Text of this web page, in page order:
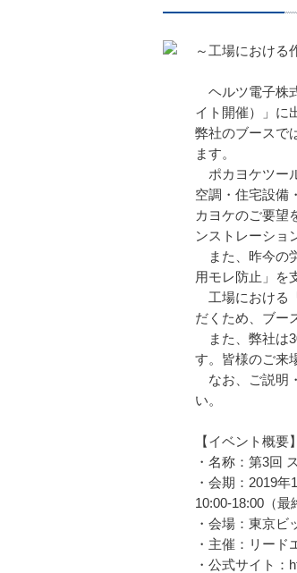
～工場における
ヘルツ電子株
イト開催）」に
弊社のブースで
ます。
ポカヨケツー
空調・住宅設備
カヨケのご要望
ンストレーショ
また、昨今の
用モレ防止」を
工場における
だくため、ブー
また、弊社は
す。皆様のご来
なお、ご説明
い。
【イベント概要】
・名称：第3回
・会期：2019年
10:00-18:00（最
・会場：東京ビ
・主催：リード
・公式サイト：